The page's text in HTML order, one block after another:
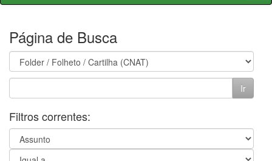
Página de Busca
Filtros correntes: